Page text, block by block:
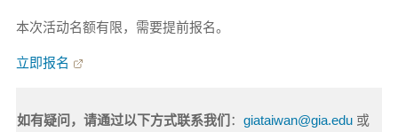
本次活动名额有限，需要提前报名。
立即报名
如有疑问，请通过以下方式联系我们 ： giataiwan@gia.edu 或